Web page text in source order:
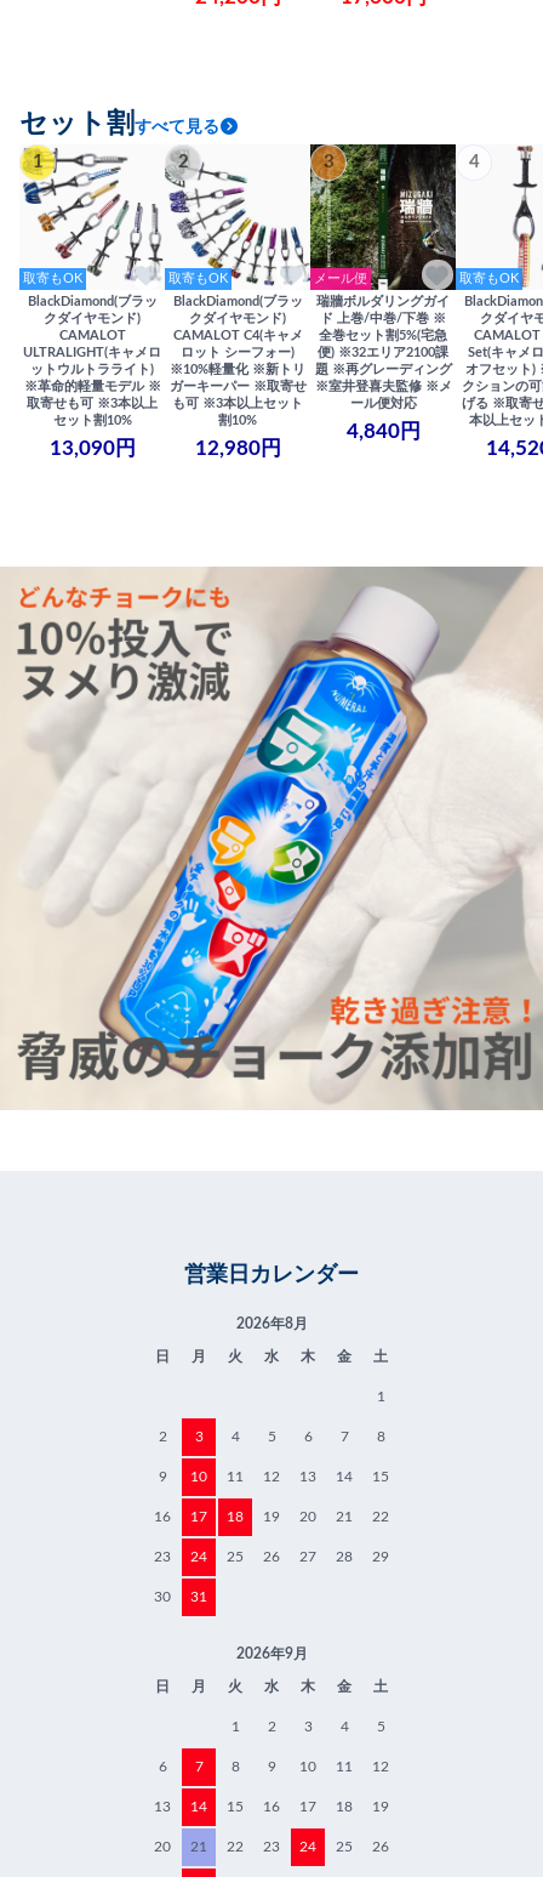
セット割 すべて見る
1
取寄もOK
BlackDiamond(ブラッ
クダイヤモンド)
CAMALOT
ULTRALIGHT(キャメロ
ットウルトラライト)
※革命的軽量モデル ※
取寄せも可 ※3本以上
セット割10%
13,090円
2
取寄もOK
BlackDiamond(ブラッ
クダイヤモンド)
CAMALOT C4(キャメ
ロット シーフォー)
※10%軽量化 ※新トリ
ガーキーパー ※取寄せ
も可 ※3本以上セット
割10%
12,980円
3
メール便
瑞牆ボルダリングガイ
ド 上巻/中巻/下巻 ※
全巻セット割5%(宅急
便) ※32エリア2100課
題 ※再グレーディング
※室井登喜夫監修 ※メ
ール便対応
4,840円
4
取寄もOK
クダイヤ
Set(キャメ
オフセット)
クションの
げる ※取寄
本以上セッ
営業日カレンダー
2026年8月
日 月 火 水 木 金 土
1
2 3 4 5 6 7 8
9 10 11 12 13 14 15
16 17 18 19 20 21 22
23 24 25 26 27 28 29
30 31
2026年9月
日 月 火 水 木 金 土
1 2 3 4 5
6 7 8 9 10 11 12
13 14 15 16 17 18 19
20 21 22 23 24 25 26